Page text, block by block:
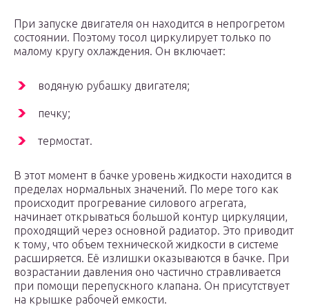
При запуске двигателя он находится в непрогретом
состоянии. Поэтому тосол циркулирует только по
малому кругу охлаждения. Он включает:
водяную рубашку двигателя;
печку;
термостат.
В этот момент в бачке уровень жидкости находится в
пределах нормальных значений. По мере того как
происходит прогревание силового агрегата,
начинает открываться большой контур циркуляции,
проходящий через основной радиатор. Это приводит
к тому, что объем технической жидкости в системе
расширяется. Её излишки оказываются в бачке. При
возрастании давления оно частично стравливается
при помощи перепускного клапана. Он присутствует
на крышке рабочей емкости.